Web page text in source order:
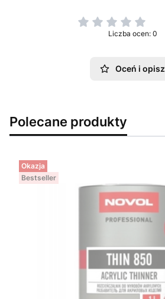
Liczba ocen: 0
Oceń i opisz
Polecane produkty
Okazja
Bestseller